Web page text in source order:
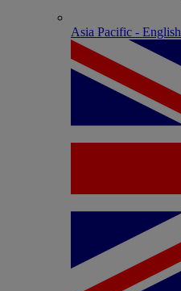
Asia Pacific - English